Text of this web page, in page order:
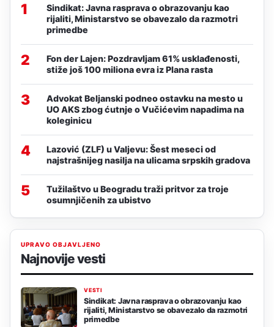
1
Sindikat: Javna rasprava o obrazovanju kao
rijaliti, Ministarstvo se obavezalo da razmotri
primedbe
2
Fon der Lajen: Pozdravljam 61% usklađenosti,
stiže još 100 miliona evra iz Plana rasta
3
Advokat Beljanski podneo ostavku na mesto u
UO AKS zbog ćutnje o Vučićevim napadima na
koleginicu
4
Lazović (ZLF) u Valjevu: Šest meseci od
najstrašnijeg nasilja na ulicama srpskih gradova
5
Tužilaštvo u Beogradu traži pritvor za troje
osumnjičenih za ubistvo
UPRAVO OBJAVLJENO
Najnovije vesti
VESTI
Sindikat: Javna rasprava o obrazovanju kao
rijaliti, Ministarstvo se obavezalo da razmotri
primedbe